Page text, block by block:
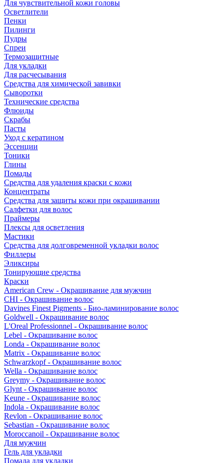
Для чувствительной кожи головы
Осветлители
Пенки
Пилинги
Пудры
Спреи
Термозащитные
Для укладки
Для расчесывания
Средства для химической завивки
Сыворотки
Технические средства
Флюиды
Скрабы
Пасты
Уход с кератином
Эссенции
Тоники
Глины
Помады
Средства для удаления краски с кожи
Концентраты
Средства для защиты кожи при окрашивании
Салфетки для волос
Праймеры
Плексы для осветления
Мастики
Средства для долговременной укладки волос
Филлеры
Эликсиры
Тонирующие средства
Краски
American Crew - Окрашивание для мужчин
CHI - Окрашивание волос
Davines Finest Pigments - Био-ламинирование волос
Goldwell - Окрашивание волос
L'Oreal Professionnel - Окрашивание волос
Lebel - Окрашивание волос
Londa - Окрашивание волос
Matrix - Окрашивание волос
Schwarzkopf - Окрашивание волос
Wella - Окрашивание волос
Greymy - Окрашивание волос
Glynt - Окрашивание волос
Keune - Окрашивание волос
Indola - Окрашивание волос
Revlon - Окрашивание волос
Sebastian - Окрашивание волос
Moroccanoil - Окрашивание волос
Для мужчин
Гель для укладки
Помада для укладки